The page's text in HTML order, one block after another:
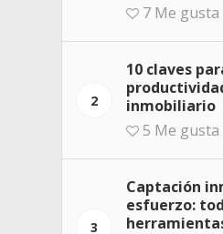
7 Me gusta
2
10 claves
inmobiliario
5 Me gusta
3
Captación
esfuerzo: